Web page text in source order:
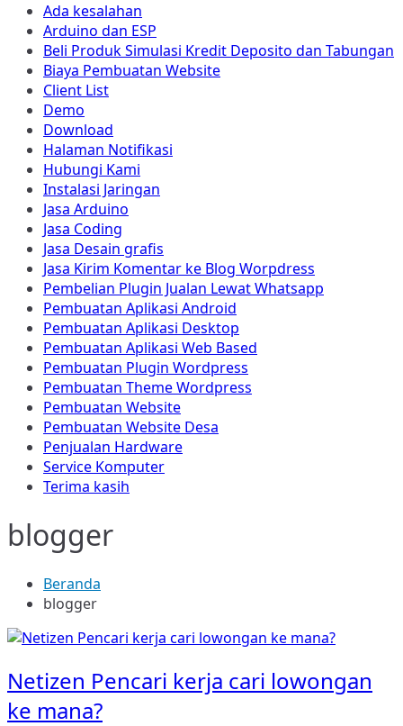
Ada kesalahan
Arduino dan ESP
Beli Produk Simulasi Kredit Deposito dan Tabungan
Biaya Pembuatan Website
Client List
Demo
Download
Halaman Notifikasi
Hubungi Kami
Instalasi Jaringan
Jasa Arduino
Jasa Coding
Jasa Desain grafis
Jasa Kirim Komentar ke Blog Worpdress
Pembelian Plugin Jualan Lewat Whatsapp
Pembuatan Aplikasi Android
Pembuatan Aplikasi Desktop
Pembuatan Aplikasi Web Based
Pembuatan Plugin Wordpress
Pembuatan Theme Wordpress
Pembuatan Website
Pembuatan Website Desa
Penjualan Hardware
Service Komputer
Terima kasih
blogger
Beranda
blogger
Netizen Pencari kerja cari lowongan
ke mana?